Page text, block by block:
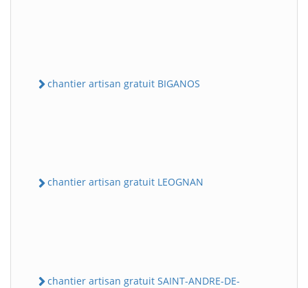
chantier artisan gratuit BIGANOS
chantier artisan gratuit LEOGNAN
chantier artisan gratuit SAINT-ANDRE-DE-